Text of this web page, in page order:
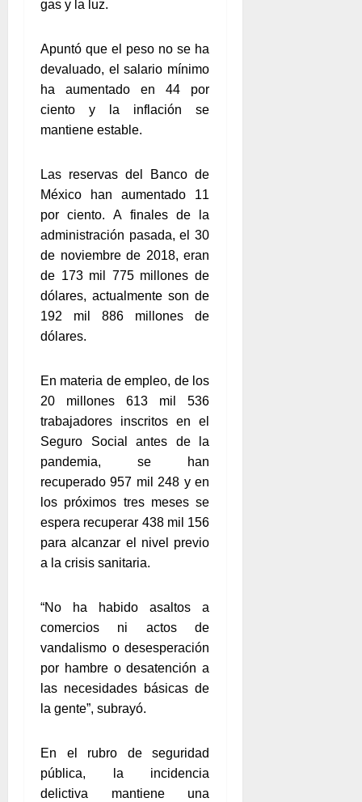
gas y la luz.
Apuntó que el peso no se ha
devaluado, el salario mínimo
ha aumentado en 44 por
ciento y la inflación se
mantiene estable.
Las reservas del Banco de
México han aumentado 11
por ciento. A finales de la
administración pasada, el 30
de noviembre de 2018, eran
de 173 mil 775 millones de
dólares, actualmente son de
192 mil 886 millones de
dólares.
En materia de empleo, de los
20 millones 613 mil 536
trabajadores inscritos en el
Seguro Social antes de la
pandemia, se han
recuperado 957 mil 248 y en
los próximos tres meses se
espera recuperar 438 mil 156
para alcanzar el nivel previo
a la crisis sanitaria.
“No ha habido asaltos a
comercios ni actos de
vandalismo o desesperación
por hambre o desatención a
las necesidades básicas de
la gente”, subrayó.
En el rubro de seguridad
pública, la incidencia
delictiva mantiene una